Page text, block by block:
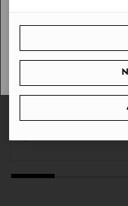
Mazgāšanas
Mazgāšana veļas
Mazgāšanas
Krāsa
IZPĀRDOŠANA 60%
Crew T-krekls
9,90 €
I